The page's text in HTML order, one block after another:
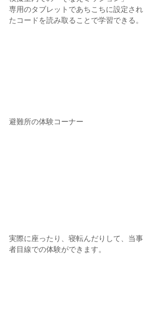
専用のタブレットであちこちに設定され
たコードを読み取ることで学習できる。
避難所の体験コーナー
実際に座ったり、寝転んだりして、当事
者目線での体験ができます。